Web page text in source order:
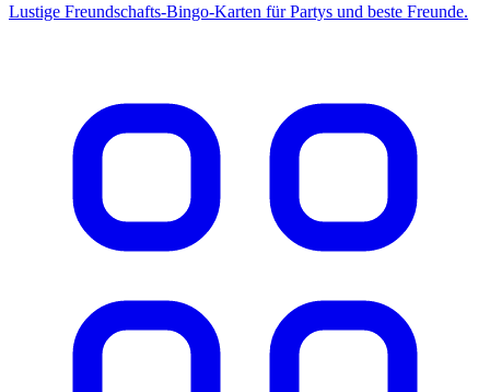
Lustige Freundschafts-Bingo-Karten für Partys und beste Freunde.